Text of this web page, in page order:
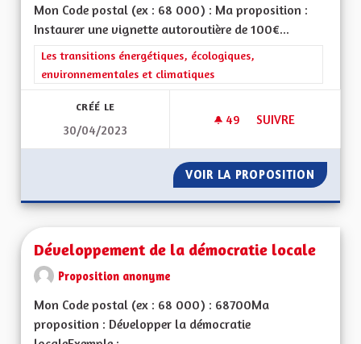
Mon Code postal (ex : 68 000) : Ma proposition :
Instaurer une vignette autoroutière de 100€...
Filtrer les résultats de la catégorie : Les transitions
Les transitions énergétiques, écologiques,
environnementales et climatiques
CRÉÉ LE
30/04/2023
49 49 ABONNÉS
SUIVRE
VOIR LA PROPOSITION
Développement de la démocratie locale
Proposition anonyme
Mon Code postal (ex : 68 000) : 68700Ma
proposition : Développer la démocratie